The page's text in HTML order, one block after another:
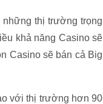
những thị trường trọng
khả năng Casino sẽ
Casino sẽ bán cả Big
với thị trường hơn 90